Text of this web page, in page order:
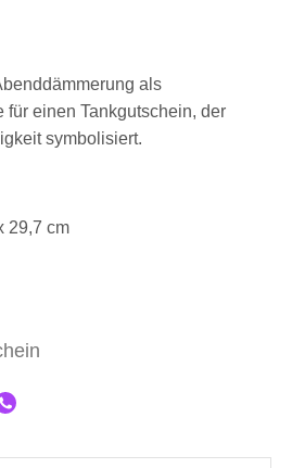
als
einen Tankgutschein, der
symbolisiert.
29,7 cm